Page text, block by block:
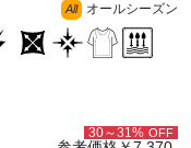
All オールシーズン
30～31% OFF